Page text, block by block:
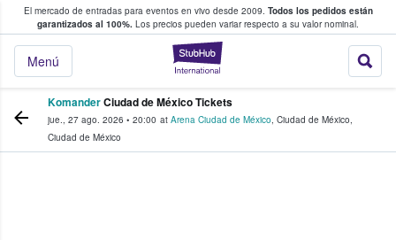
El mercado de entradas para eventos en vivo desde 2009. Todos los pedidos están
garantizados al 100%. Los precios pueden variar respecto a su valor nominal.
StubHub:
Menú
y venta de entradas entre fans
KomanderCiudad de México Tickets
jue., 27 ago. 2026 • 20:00 at Arena Ciudad de México, Ciudad de México,
Ciudad de México